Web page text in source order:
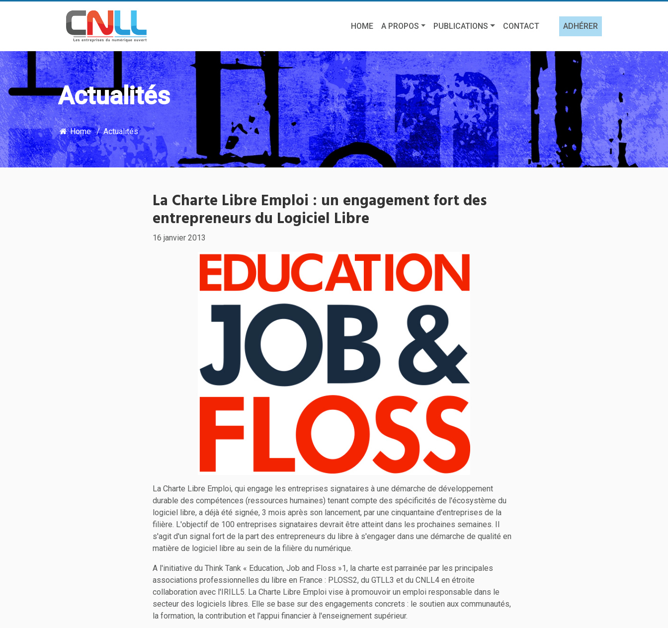
HOME A PROPOS PUBLICATIONS CONTACT ADHÉRER
Actualités
Home Actualités
La Charte Libre Emploi : un engagement fort des
entrepreneurs du Logiciel Libre
16 janvier 2013
La Charte Libre Emploi, qui engage les entreprises signataires à une démarche de développement
durable des compétences (ressources humaines) tenant compte des spécificités de l'écosystème du
logiciel libre, a déjà été signée, 3 mois après son lancement, par une cinquantaine d'entreprises de la
filière. L'objectif de 100 entreprises signataires devrait être atteint dans les prochaines semaines. Il
s'agit d'un signal fort de la part des entrepreneurs du libre à s'engager dans une démarche de qualité en
matière de logiciel libre au sein de la filière du numérique.
A l'initiative du Think Tank « Education, Job and Floss »1, la charte est parrainée par les principales
associations professionnelles du libre en France : PLOSS2, du GTLL3 et du CNLL4 en étroite
collaboration avec l'IRILL5. La Charte Libre Emploi vise à promouvoir un emploi responsable dans le
secteur des logiciels libres. Elle se base sur des engagements concrets : le soutien aux communautés,
la formation, la contribution et l'appui financier à l'enseignement supérieur.